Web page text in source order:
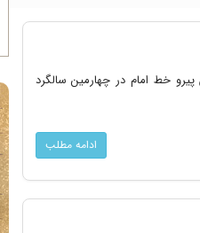
پیرو خط امام در چهارمین سالگرد
ادامه مطلب